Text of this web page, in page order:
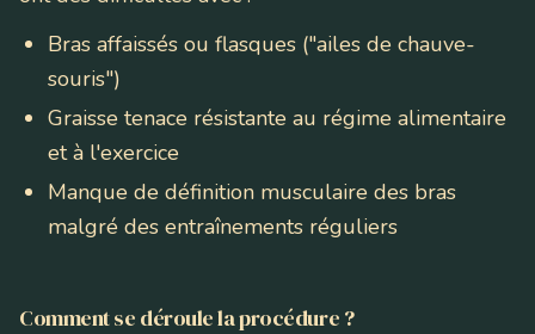
Bras affaissés ou flasques ("ailes de chauve-
souris")
Graisse tenace résistante au régime alimentaire
et à l'exercice
Manque de définition musculaire des bras
malgré des entraînements réguliers
Comment se déroule la procédure ?